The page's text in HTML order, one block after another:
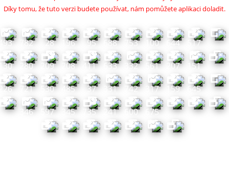
Díky tomu, že tuto verzi budete používat, nám pomůžete aplikaci doladit.
782 28 196 95 688 753 100 644 517
280 209 208 411 633 332 561 207 151
721 530 485 37 331 742 317 159 645
346 597 345 735 241 600 675